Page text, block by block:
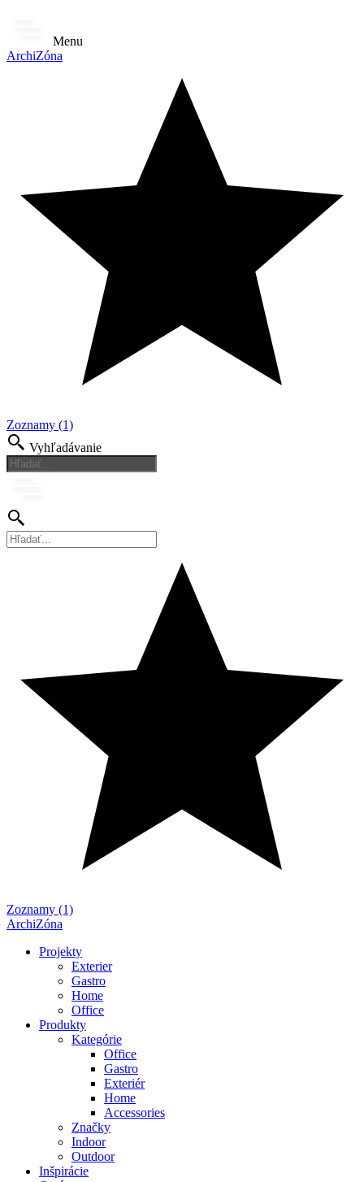
Menu
ArchiZóna
Zoznamy (1)
Vyhľadávanie
Zoznamy (1)
ArchiZóna
Projekty
Exterier
Gastro
Home
Office
Produkty
Kategórie
Office
Gastro
Exteriér
Home
Accessories
Značky
Indoor
Outdoor
Inšpirácie